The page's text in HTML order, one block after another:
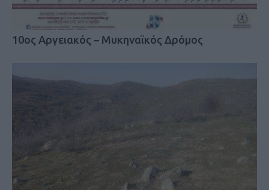
10ος Αργειακός – Μυκηναϊκός Δρόμος